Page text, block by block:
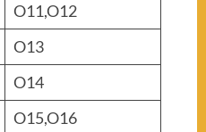
O11,O12
O13
O14
O15,O16